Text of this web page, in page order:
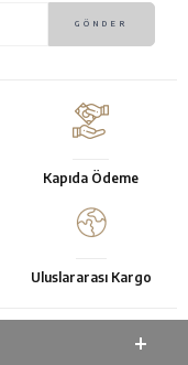
Kapıda Ödeme
Uluslararası Kargo